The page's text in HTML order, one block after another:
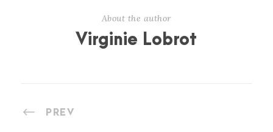
About the author
Virginie Lobrot
PREV